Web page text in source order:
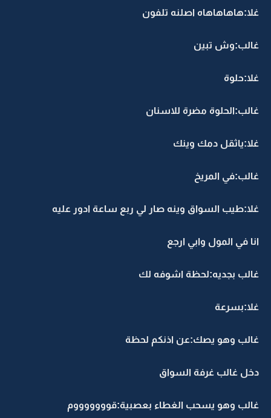
غلا:هاهاهاهاه اصلنه تلفون
غالب:وش تبين
غلا:حلوة
غالب:الحلوة مضرة للاسنان
غلا:ياثقل دمك وينك
غالب:في المريخ
غلا:طيب السواق وينه صار لي ربع ساعة ادور عليه
انا في المول وابي ارجع
غالب بجديه:لحظة اشوفه لك
غلا:بسرعة
غالب وهو يصك:عن اذنكم لحظة
دخل غالب غرفة السواق
غالب وهو يسحب الغطاء بعصبية:قوووووووم